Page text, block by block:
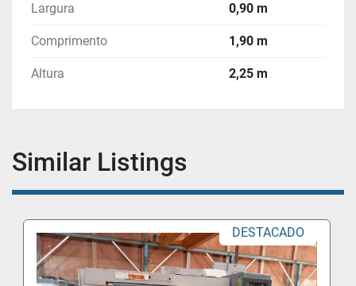
Largura 0,90 m
Comprimento 1,90 m
Altura 2,25 m
Similar Listings
DESTACADO